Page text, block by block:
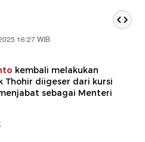
16:27 WIB
kembali melakukan
Thohir diigeser dari kursi
sebagai Menteri